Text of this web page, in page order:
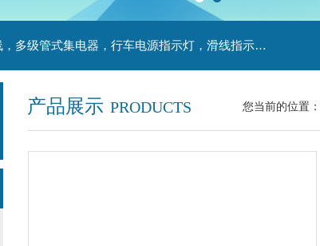
主营产品：滑触线，安全滑触线，刚体滑触线，多级管式集电器，行车电源指示灯，滑线指示灯，集电器，扁平电缆，H型单级安全滑触器，电缆滑轨滑车
产品展示 PRODUCTS 您当前的位置：